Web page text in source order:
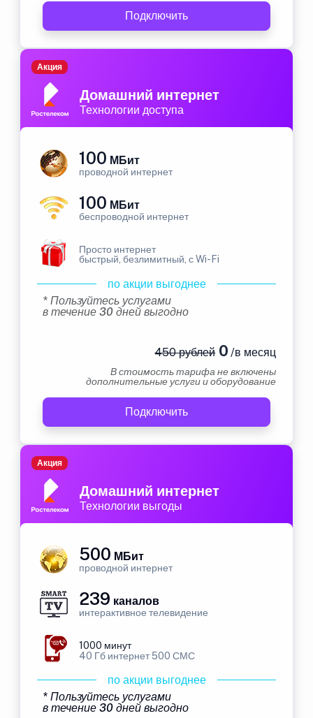
Подключить
Домашний интернет
Технологии доступа
Акция
100 МБит
проводной интернет
100 МБит
беспроводной интернет
Просто интернет
быстрый, безлимитный, с Wi-Fi
по акции выгоднее
* Пользуйтесь услугами
в течение 30 дней выгодно
450 рублей0 /в месяц
В стоимость тарифа не включены
дополнительные услуги и оборудование
Подключить
Домашний интернет
Технологии выгоды
Акция
500 МБит
проводной интернет
239 каналов
интерактивное телевидение
1000 минут
40 Гб интернет 500 СМС
по акции выгоднее
* Пользуйтесь услугами
в течение 30 дней выгодно